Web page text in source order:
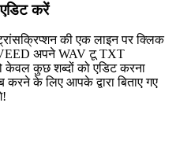
करें
की एक लाइन पर क्लिक
अपने WAV टू TXT
कुछ शब्दों को एडिट करना
के लिए आपके द्वारा बिताए गए